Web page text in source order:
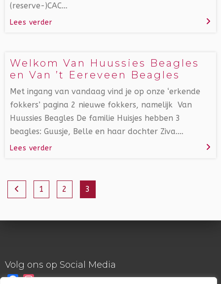
(reserve-)CAC…
Lees verder
Welkom Van Huussies Beagles
en Van ’t Eereveen Beagles
Met ingang van vandaag vind je op onze ‘erkende
fokkers’ pagina 2 nieuwe fokkers, namelijk Van
Huussies Beagles De familie Huisjes hebben 3
beagles: Guusje, Belle en haar dochter Ziva.…
Lees verder
Navigatie
1 2 3
Volg ons op Social Media
FacebookInstagram